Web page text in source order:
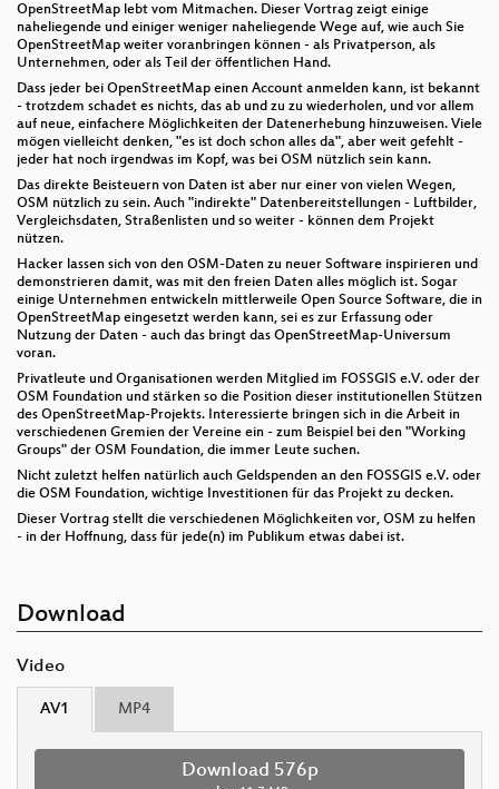
OpenStreetMap lebt vom Mitmachen. Dieser Vortrag zeigt einige
naheliegende und einiger weniger naheliegende Wege auf, wie auch Sie
OpenStreetMap weiter voranbringen können - als Privatperson, als
Unternehmen, oder als Teil der öffentlichen Hand.
Dass jeder bei OpenStreetMap einen Account anmelden kann, ist bekannt
- trotzdem schadet es nichts, das ab und zu zu wiederholen, und vor allem
auf neue, einfachere Möglichkeiten der Datenerhebung hinzuweisen. Viele
mögen vielleicht denken, "es ist doch schon alles da", aber weit gefehlt -
jeder hat noch irgendwas im Kopf, was bei OSM nützlich sein kann.
Das direkte Beisteuern von Daten ist aber nur einer von vielen Wegen,
OSM nützlich zu sein. Auch "indirekte" Datenbereitstellungen - Luftbilder,
Vergleichsdaten, Straßenlisten und so weiter - können dem Projekt
nützen.
Hacker lassen sich von den OSM-Daten zu neuer Software inspirieren und
demonstrieren damit, was mit den freien Daten alles möglich ist. Sogar
einige Unternehmen entwickeln mittlerweile Open Source Software, die in
OpenStreetMap eingesetzt werden kann, sei es zur Erfassung oder
Nutzung der Daten - auch das bringt das OpenStreetMap-Universum
voran.
Privatleute und Organisationen werden Mitglied im FOSSGIS e.V. oder der
OSM Foundation und stärken so die Position dieser institutionellen Stützen
des OpenStreetMap-Projekts. Interessierte bringen sich in die Arbeit in
verschiedenen Gremien der Vereine ein - zum Beispiel bei den "Working
Groups" der OSM Foundation, die immer Leute suchen.
Nicht zuletzt helfen natürlich auch Geldspenden an den FOSSGIS e.V. oder
die OSM Foundation, wichtige Investitionen für das Projekt zu decken.
Dieser Vortrag stellt die verschiedenen Möglichkeiten vor, OSM zu helfen
- in der Hoffnung, dass für jede(n) im Publikum etwas dabei ist.
Download
Video
AV1 MP4
Download 576p